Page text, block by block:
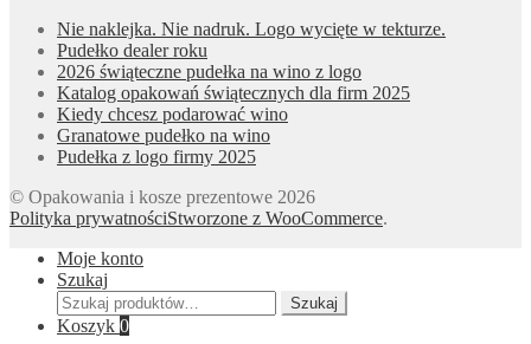
Nie naklejka. Nie nadruk. Logo wycięte w tekturze.
Pudełko dealer roku
2026 świąteczne pudełka na wino z logo
Katalog opakowań świątecznych dla firm 2025
Kiedy chcesz podarować wino
Granatowe pudełko na wino
Pudełka z logo firmy 2025
© Opakowania i kosze prezentowe 2026
Polityka prywatnościStworzone z WooCommerce.
Moje konto
Szukaj
Szukaj:
Szukaj
Koszyk 0